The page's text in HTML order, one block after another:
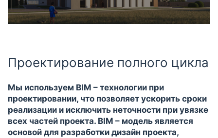
Проектирование полного цикла
Мы используем BIM – технологии при
проектировании, что позволяет ускорить сроки
реализации и исключить неточности при увязке
всех частей проекта. BIM – модель является
основой для разработки дизайн проекта,